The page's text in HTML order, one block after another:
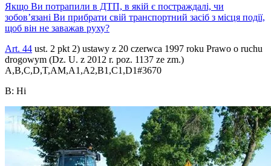
Якщо Ви потрапили в ДТП, в якій є постраждалі, чи
зобов’язані Ви прибрати свій транспортний засіб з місця події,
щоб він не заважав руху?
Art. 44 ust. 2 pkt 2) ustawy z 20 czerwca 1997 roku Prawo o ruchu
drogowym (Dz. U. z 2012 r. poz. 1137 ze zm.)
A,B,C,D,T,AM,A1,A2,B1,C1,D1#3670
B: Ні